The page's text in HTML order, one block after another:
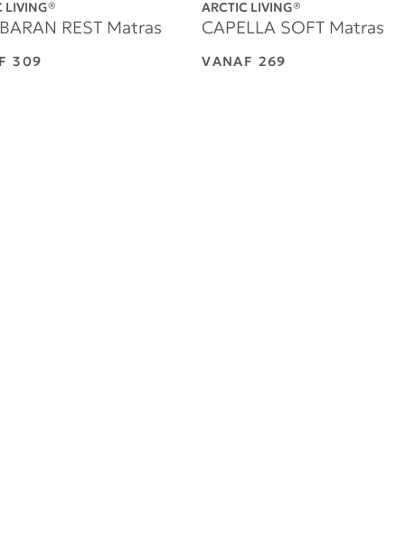
REST Matras
309
CAPELLA SOFT Matras
VANAF 269